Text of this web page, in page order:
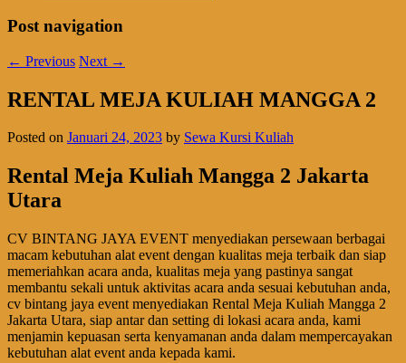
Post navigation
← Previous Next →
RENTAL MEJA KULIAH MANGGA 2
Posted on Januari 24, 2023 by Sewa Kursi Kuliah
Rental Meja Kuliah Mangga 2 Jakarta
Utara
CV BINTANG JAYA EVENT menyediakan persewaan berbagai
macam kebutuhan alat event dengan kualitas meja terbaik dan siap
memeriahkan acara anda, kualitas meja yang pastinya sangat
membantu sekali untuk aktivitas acara anda sesuai kebutuhan anda,
cv bintang jaya event menyediakan Rental Meja Kuliah Mangga 2
Jakarta Utara, siap antar dan setting di lokasi acara anda, kami
menjamin kepuasan serta kenyamanan anda dalam mempercayakan
kebutuhan alat event anda kepada kami.